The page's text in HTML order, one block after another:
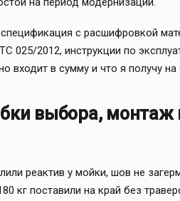
с расшифровкой
025/2012, инструкции по
входит в сумму и что я получу на
выбора, монтаж
реактив у мойки, шов не
кг поставили на край без